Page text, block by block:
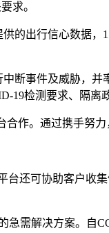
求。
的出行信心数据
断事件及威胁，
19检测要求、隔
作。通过携手努
台还可协助客户
急需解决方案。自